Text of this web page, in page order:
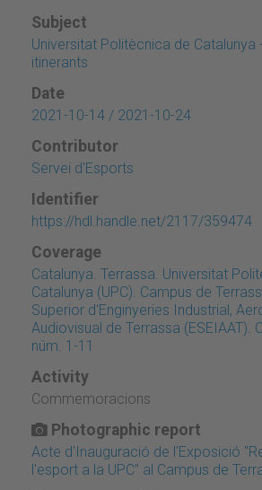
Subject
Universitat Politècnica de Catalunya
itinerants
Date
2021-10-14 / 2021-10-24
Contributor
Servei d'Esports
Identifier
https://hdl.handle.net/2117/359474
Coverage
Catalunya. Terrassa. Universitat
Catalunya (UPC). Campus de
Superior d'Enginyeries Industrial,
Audiovisual de Terrassa (ESEIAAT).
núm. 1-11
Activity
Commemoracions
Photographic report
Acte d'Inauguració de l'Exposició
l'esport a la UPC" al Campus de